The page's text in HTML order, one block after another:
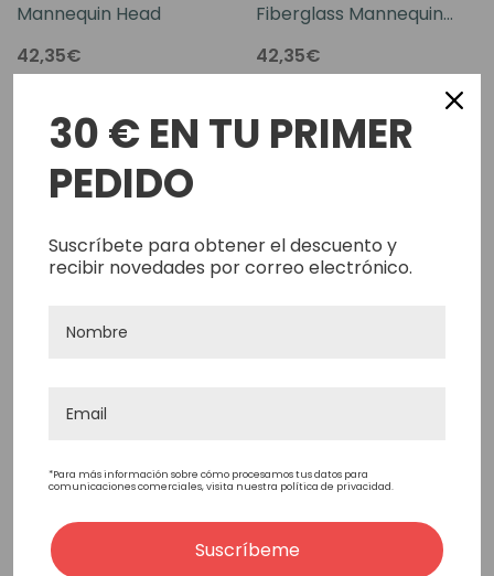
Mannequin Head
42,35€
Añadir Al Carrito
Fiberglass Mannequin
Head High White Female
42,35€
Añadir Rápido
Agotado
Display Female Foam
Hat Wig Display Stand
Rack White
10,89€
Soporte Para Peluca /
35,09€
30 € EN TU PRIMER
PEDIDO
Suscríbete para obtener el descuento y
recibir novedades por correo electrónico.
*Para más información sobre cómo procesamos tus datos para
comunicaciones comerciales, visita nuestra política de privacidad.
Suscríbeme